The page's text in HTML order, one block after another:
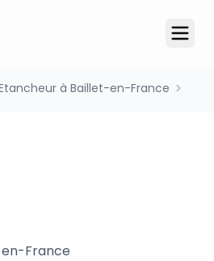
à Baillet-en-France
France